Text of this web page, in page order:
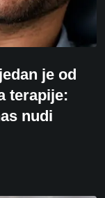
je od
terapije:
nudi